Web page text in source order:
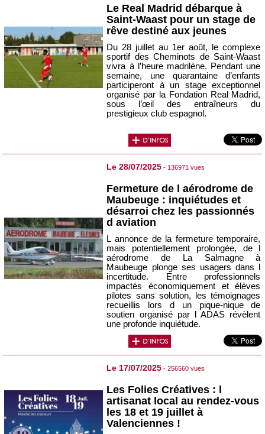
Le Real Madrid débarque à
Saint-Waast pour un stage de
rêve destiné aux jeunes
Du 28 juillet au 1er août, le complexe
sportif des Cheminots de Saint-Waast
vivra à l’heure madrilène. Pendant une
semaine, une quarantaine d’enfants
participeront à un stage exceptionnel
organisé par la Fondation Real Madrid,
sous l’œil des entraîneurs du
prestigieux club espagnol.
Le 28/07/2025 - 136971 vues
Fermeture de l aérodrome de
Maubeuge : inquiétudes et
désarroi chez les passionnés
d aviation
L annonce de la fermeture temporaire,
mais potentiellement prolongée, de l
aérodrome de La Salmagne à
Maubeuge plonge ses usagers dans l
incertitude. Entre professionnels
impactés économiquement et élèves
pilotes sans solution, les témoignages
recueillis lors d un pique-nique de
soutien organisé par l ADAS révèlent
une profonde inquiétude.
Le 17/07/2025 - 256560 vues
Les Folies Créatives : l
artisanat local au rendez-vous
les 18 et 19 juillet à
Valenciennes !